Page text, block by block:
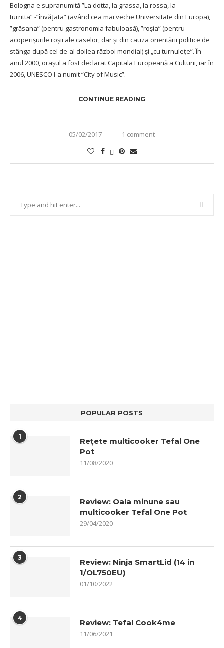
Bologna e supranumită ”La dotta, la grassa, la rossa, la
turritta” -”învăţata” (având cea mai veche Universitate din Europa),
”grăsana” (pentru gastronomia fabuloasă), ”roșia” (pentru
acoperișurile roșii ale caselor, dar și din cauza orientării politice de
stânga după cel de-al doilea război mondial) şi „cu turnuleţe”. În
anul 2000, orașul a fost declarat Capitala Europeană a Culturii, iar în
2006, UNESCO l-a numit “City of Music”.
CONTINUE READING
05/02/2017 1 comment
POPULAR POSTS
1
Rețete multicooker Tefal One
Pot
11/08/2020
2
Review: Oala minune sau
multicooker Tefal One Pot
29/04/2020
3
Review: Ninja SmartLid (14 in
1/OL750EU)
01/10/2022
4 Review: Tefal Cook4me
11/06/2021